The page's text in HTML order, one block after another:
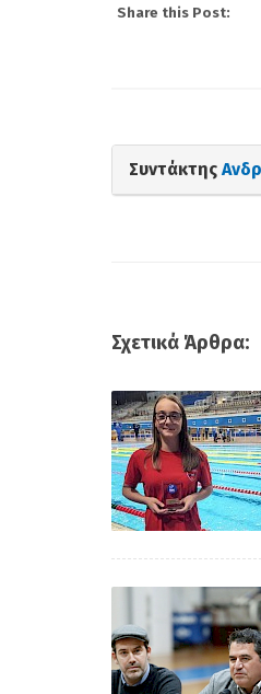
Share this Post:
Συντάκτης
Σχετικά Άρθρα: